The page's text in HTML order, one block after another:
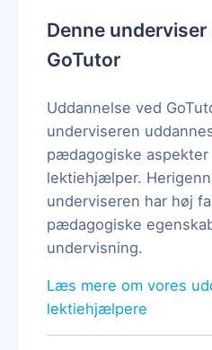
Denne
GoTutor
Uddannelse ved
underviseren
pædagogiske
lektiehjælper.
underviseren har høj
pædagogiske
undervisning.
Læs mere om vores
lektiehjælpere